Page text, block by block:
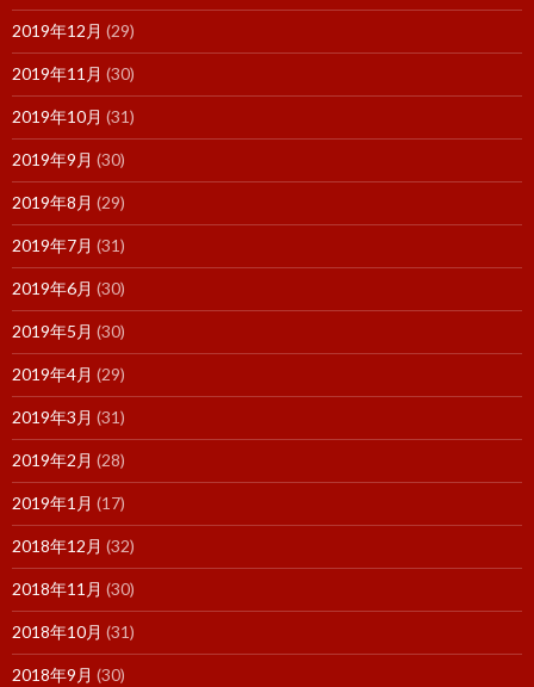
2019年12月 (29)
2019年11月 (30)
2019年10月 (31)
2019年9月 (30)
2019年8月 (29)
2019年7月 (31)
2019年6月 (30)
2019年5月 (30)
2019年4月 (29)
2019年3月 (31)
2019年2月 (28)
2019年1月 (17)
2018年12月 (32)
2018年11月 (30)
2018年10月 (31)
2018年9月 (30)